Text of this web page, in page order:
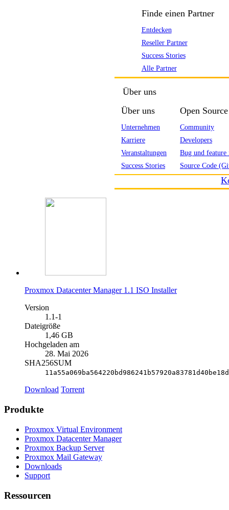
Finde einen Partner
Entdecken
Reseller Partner
Success Stories
Alle Partner
Über uns
Über uns
Unternehmen
Karriere
Veranstaltungen
Success Stories
Open Source
Community
Developers
Bug und feature
Source Code
Proxmox Datacenter Manager 1.1 ISO Installer
Version
1.1-1
Dateigröße
1,46 GB
Hochgeladen am
28. Mai 2026
SHA256SUM
Download Torrent
Produkte
Proxmox Virtual Environment
Proxmox Datacenter Manager
Proxmox Backup Server
Proxmox Mail Gateway
Downloads
Support
Ressourcen